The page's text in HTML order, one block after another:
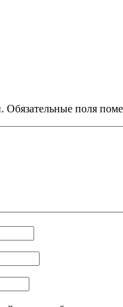
Обязательные поля